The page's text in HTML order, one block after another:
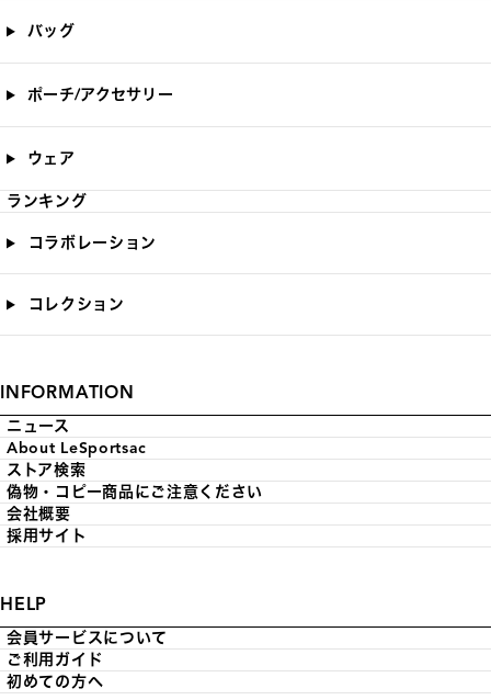
バッグ
ポーチ/アクセサリー
ウェア
ランキング
コラボレーション
コレクション
INFORMATION
ニュース
About LeSportsac
ストア検索
偽物・コピー商品にご注意ください
会社概要
採用サイト
HELP
会員サービスについて
ご利用ガイド
初めての方へ